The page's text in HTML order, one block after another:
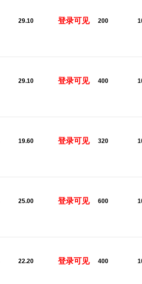
29.10 登录可见 200
29.10 登录可见 400
19.60 登录可见 320
25.00 登录可见 600
22.20 登录可见 400